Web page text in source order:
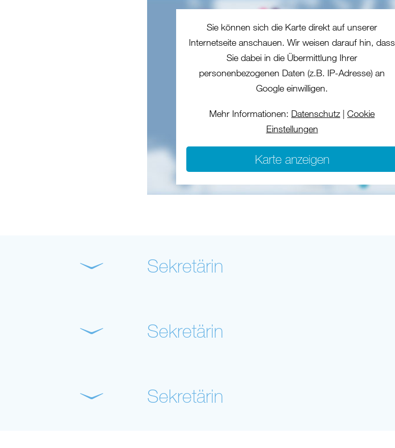
Sie können sich die Karte direkt auf unserer
Internetseite anschauen. Wir weisen darauf hin, dass
Sie dabei in die Übermittlung Ihrer
personenbezogenen Daten (z.B. IP-Adresse) an
Google einwilligen.
Mehr Informationen: Datenschutz |Cookie
Einstellungen
Karte anzeigen
Sekretärin
Sekretärin
Sekretärin